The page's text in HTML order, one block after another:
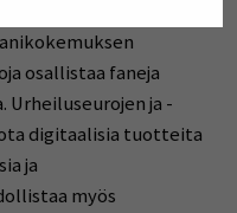
osallistaa faneja
ja -
digitaalisia tuotteita
ja
myös